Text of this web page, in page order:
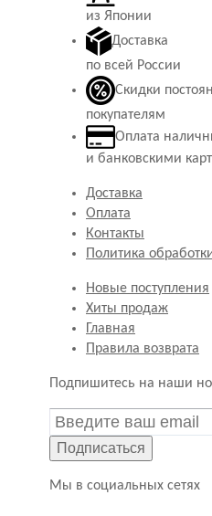
из Японии
Доставка
по всей России
Скидки
покупателям
Оплата
и банковскими
Доставка
Оплата
Контакты
Политика
Новые поступления
Хиты продаж
Главная
Правила возврата
Подпишитесь на наши
Подписаться
Мы в социальных сетях